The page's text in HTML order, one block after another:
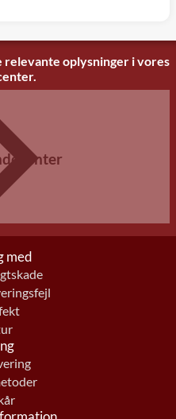
relevante oplysninger i vores
med